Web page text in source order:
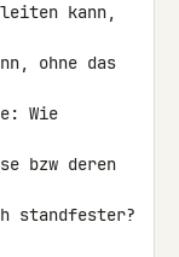
kann,
ohne das
Wie
bzw deren
standfester?